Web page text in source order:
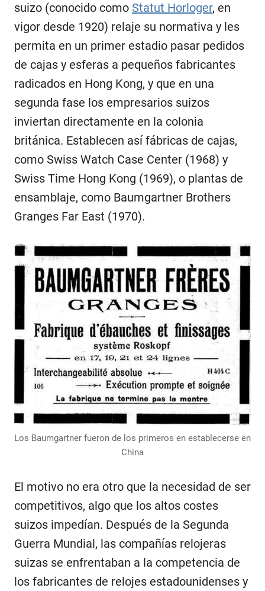
suizo (conocido como Statut Horloger, en
vigor desde 1920) relaje su normativa y les
permita en un primer estadio pasar pedidos
de cajas y esferas a pequeños fabricantes
radicados en Hong Kong, y que en una
segunda fase los empresarios suizos
inviertan directamente en la colonia
británica. Establecen así fábricas de cajas,
como Swiss Watch Case Center (1968) y
Swiss Time Hong Kong (1969), o plantas de
ensamblaje, como Baumgartner Brothers
Granges Far East (1970).
Los Baumgartner fueron de los primeros en establecerse en
China
El motivo no era otro que la necesidad de ser
competitivos, algo que los altos costes
suizos impedían. Después de la Segunda
Guerra Mundial, las compañías relojeras
suizas se enfrentaban a la competencia de
los fabricantes de relojes estadounidenses y